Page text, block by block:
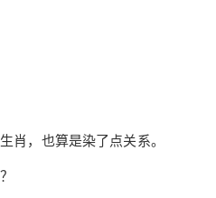
肖，也算是染了点关系。
众所周知，言洛是讲